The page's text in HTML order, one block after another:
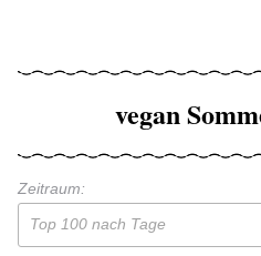
vegan
Zeitraum:
Top 100 nach Tage